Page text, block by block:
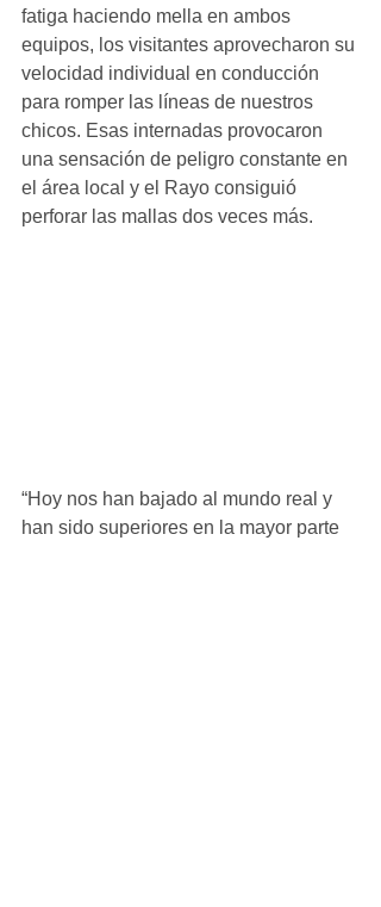
fatiga haciendo mella en ambos
equipos, los visitantes aprovecharon su
velocidad individual en conducción
para romper las líneas de nuestros
chicos. Esas internadas provocaron
una sensación de peligro constante en
el área local y el Rayo consiguió
perforar las mallas dos veces más.
“Hoy nos han bajado al mundo real y
han sido superiores en la mayor parte